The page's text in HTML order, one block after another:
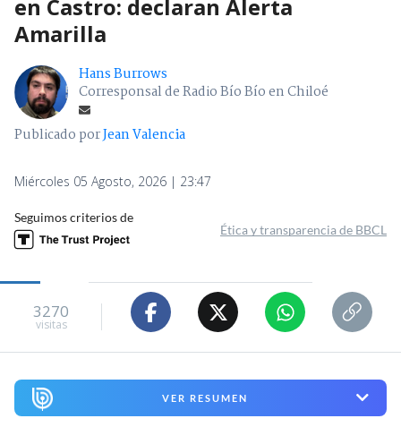
en Castro: declaran Alerta
Amarilla
Hans Burrows
Corresponsal de Radio Bío Bío en Chiloé
Publicado porJean Valencia
Miércoles 05 Agosto, 2026 | 23:47
Seguimos criterios de
Ética y transparencia de BBCL
3270
visitas
VER RESUMEN